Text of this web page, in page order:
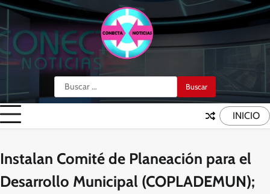
Skip
content
Buscar:
INICIO
Instalan Comité de Planeación para el
Desarrollo Municipal (COPLADEMUN);